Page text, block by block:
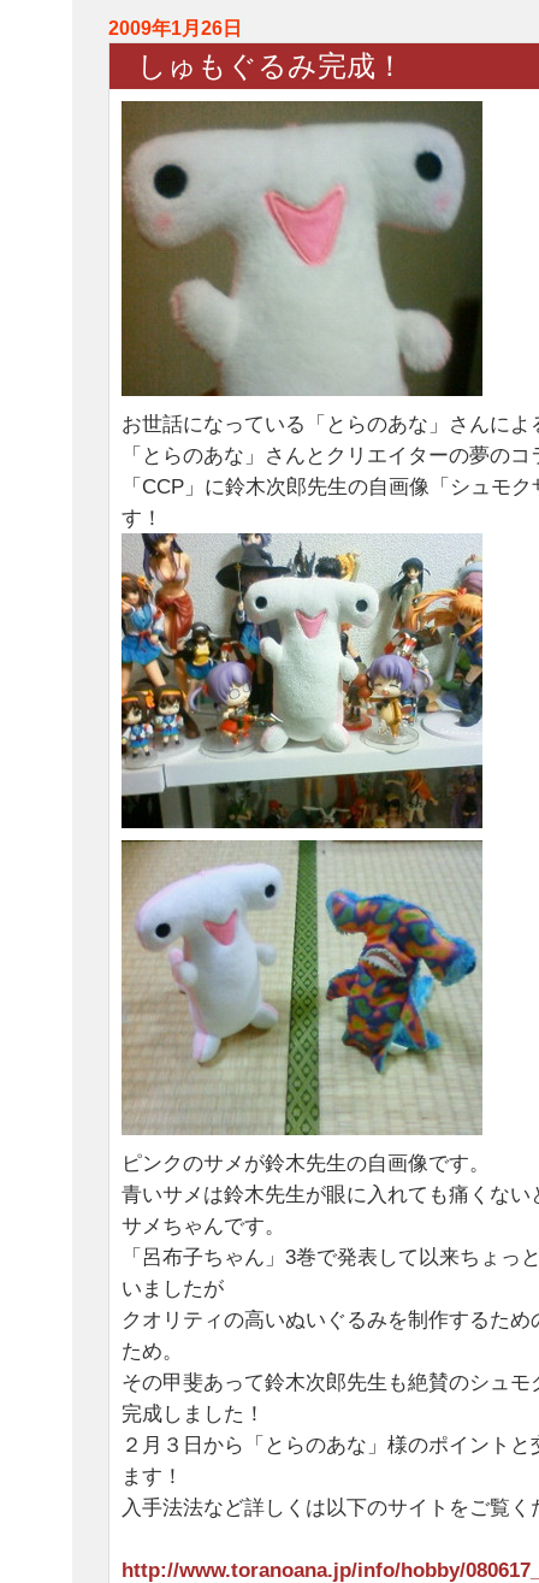
2009年1月26日
しゅもぐるみ完成！
お世話になっている「とらのあな」さんによ
「とらのあな」さんとクリエイターの夢の
「CCP」に鈴木次郎先生の自画像「シュモ
す！
ピンクのサメが鈴木先生の自画像です。
青いサメは鈴木先生が眼に入れても痛くない
サメちゃんです。
「呂布子ちゃん」3巻で発表して以来ちょっ
いましたが
クオリティの高いぬいぐるみを制作するた
ため。
その甲斐あって鈴木次郎先生も絶賛のシュ
完成しました！
２月３日から「とらのあな」様のポイント
ます！
入手法法など詳しくは以下のサイトをご覧く
http://www.toranoana.jp/info/hobby/